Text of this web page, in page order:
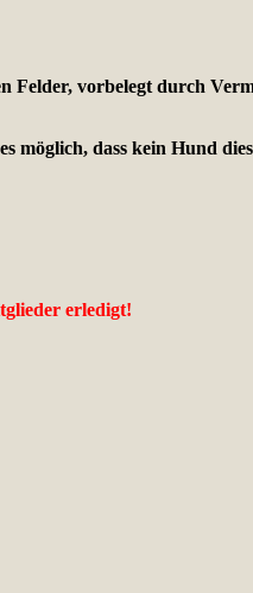
Felder, vorbelegt durch
möglich, dass kein Hund
erledigt!